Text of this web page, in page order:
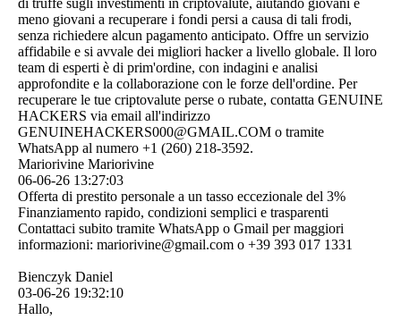
di truffe sugli investimenti in criptovalute, aiutando giovani e
meno giovani a recuperare i fondi persi a causa di tali frodi,
senza richiedere alcun pagamento anticipato. Offre un servizio
affidabile e si avvale dei migliori hacker a livello globale. Il loro
team di esperti è di prim'ordine, con indagini e analisi
approfondite e la collaborazione con le forze dell'ordine. Per
recuperare le tue criptovalute perse o rubate, contatta GENUINE
HACKERS via email all'indirizzo
GENUINEHACKERS000@­GMAIL.­COM o tramite
WhatsApp al numero +1 (260) 218-3592.
Mariorivine Mariorivine
06-06-26 13:27:03
Offerta di prestito personale a un tasso eccezionale del 3%
Finanziamento rapido, condizioni semplici e trasparenti
Contattaci subito tramite WhatsApp o Gmail per maggiori
informazioni: mariorivine@gmail.com o +39 393 017 1331
Bienczyk Daniel
03-06-26 19:32:10
Hallo,